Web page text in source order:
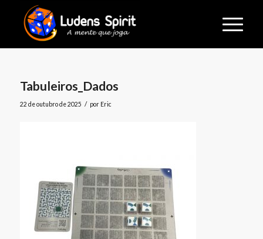
Tabuleiros_Dados
22 de outubro de 2025 / por Eric